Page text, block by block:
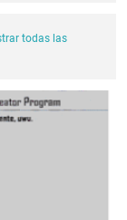
todas las